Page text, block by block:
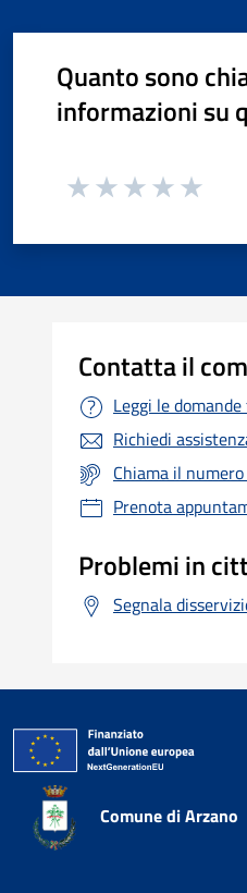
Quanto sono
informazioni su
Contatta il
Leggi le
Richiedi
Chiama il
Prenota
Problemi in
Segnala
Comune di Arzano